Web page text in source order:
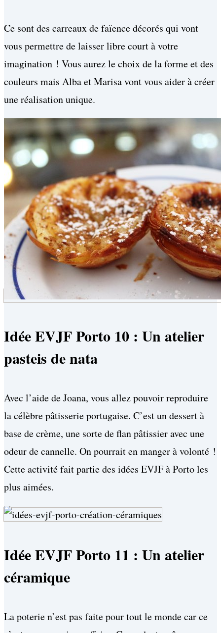
Ce sont des carreaux de faïence décorés qui vont
vous permettre de laisser libre court à votre
imagination ! Vous aurez le choix de la forme et des
couleurs mais Alba et Marisa vont vous aider à créer
une réalisation unique.
Idée EVJF Porto 10 : Un atelier
pasteis de nata
Avec l’aide de Joana, vous allez pouvoir reproduire
la célèbre pâtisserie portugaise. C’est un dessert à
base de crème, une sorte de flan pâtissier avec une
odeur de cannelle. On pourrait en manger à volonté !
Cette activité fait partie des idées EVJF à Porto les
plus aimées.
Idée EVJF Porto 11 : Un atelier
céramique
La poterie n’est pas faite pour tout le monde car ce